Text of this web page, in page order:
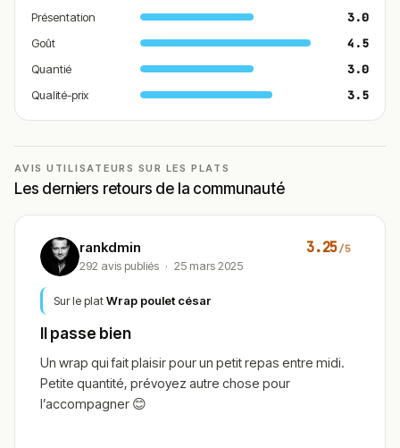
Présentation 3.0
Goût 4.5
Quantié 3.0
Qualité-prix 3.5
AVIS UTILISATEURS SUR LES PLATS
Les derniers retours de la communauté
rankdmin
292 avis publiés · 25 mars 2025
3.25/5
Sur le platWrap poulet césar
Il passe bien
Un wrap qui fait plaisir pour un petit repas entre midi.
Petite quantité, prévoyez autre chose pour
l’accompagner 😊